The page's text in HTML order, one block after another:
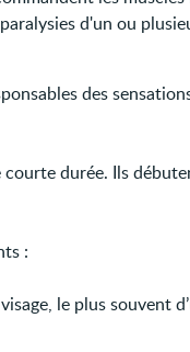
d'un ou
des
durée. Ils
:
le plus souvent